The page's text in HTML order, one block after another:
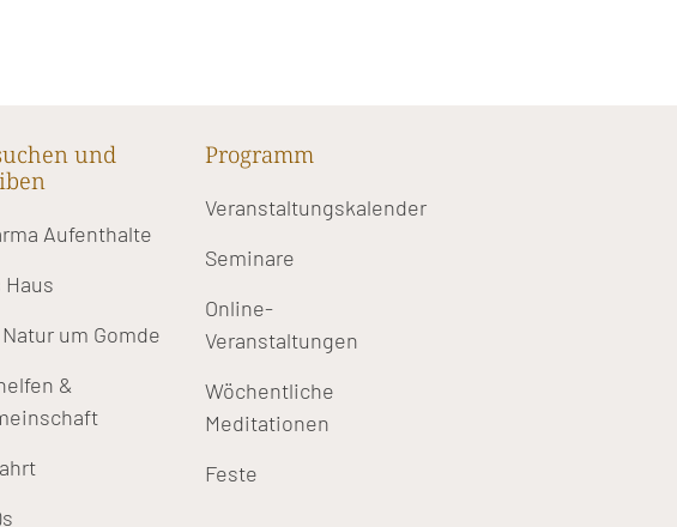
und
Aufenthalte
Haus
um Gomde
&
Programm
Veranstaltungskalender
Seminare
Online-
Veranstaltungen
Wöchentliche
Meditationen
Feste